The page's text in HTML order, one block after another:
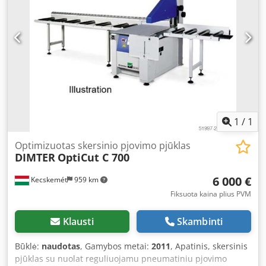
1 / 1
Kecskemét 959 km
Optimizuotas skersinio pjovimo pjūklas
DIMTER OptiCut C 700
6 000 €
Fiksuota kaina plius PVM
Klausti Skambinti
Būklė: naudotas, Gamybos metai: 2011, Apatinis, skersinis
pjūklas su nuolat reguliuojamu pneumatiniu pjovimo